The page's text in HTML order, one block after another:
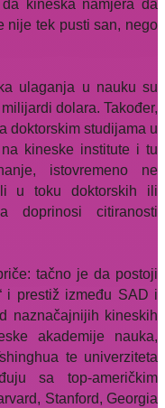
kineska namjera da
nije tek pusti san, nego
ulaganja u nauku su
dolara. Također,
doktorskim studijama u
kineske institute i tu
istovremeno ne
u toku doktorskih ili
doprinosi citiranosti
tačno je da postoji
i prestiž između SAD i
naznačajnijih kineskih
akademije nauka,
te univerziteta
sa top-američkim
Stanford, Georgia